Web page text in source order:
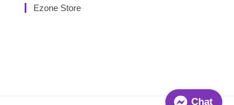
Ezone Store
Chat